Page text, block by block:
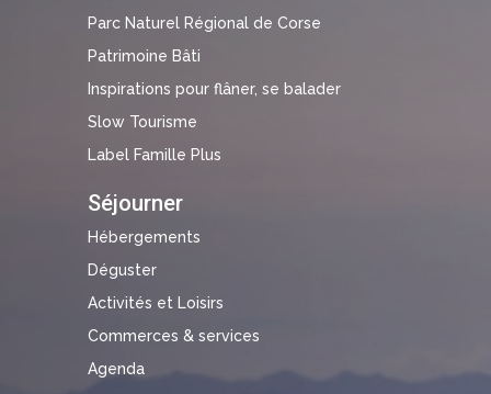
Parc Naturel Régional de Corse
Patrimoine Bâti
Inspirations pour flâner, se balader
Slow Tourisme
Label Famille Plus
Séjourner
Hébergements
Déguster
Activités et Loisirs
Commerces & services
Agenda